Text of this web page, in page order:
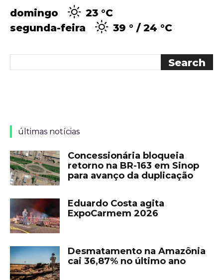
domingo 23 °C
segunda-feira
39 ° 24 °C
últimas notícias
Concessionária bloqueia
retorno na BR-163 em Sinop
para avanço da duplicação
Eduardo Costa agita
ExpoCarmem 2026
Desmatamento na Amazônia
cai 36,87% no último ano